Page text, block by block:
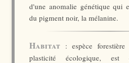
d'une anomalie génétique qui
du pigment noir, la mélanine.
Habitat : espèce
plasticité écologique, est